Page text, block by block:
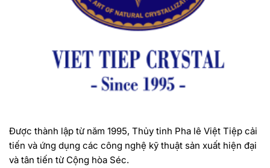
Được thành lập từ năm 1995, Thủy tinh Pha lê Việt Tiệp cải
tiến và ứng dụng các công nghệ kỹ thuật sản xuất hiện đại
và tân tiến từ Cộng hòa Séc.